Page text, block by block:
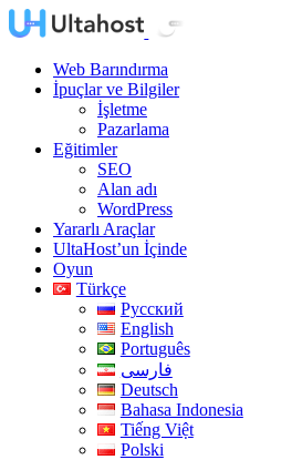
Web Barındırma
İpuçlar ve Bilgiler
İşletme
Pazarlama
Eğitimler
SEO
Alan adı
WordPress
Yararlı Araçlar
UltaHost’un İçinde
Oyun
Türkçe
Русский
English
Português
فارسی
Deutsch
Bahasa Indonesia
Tiếng Việt
Polski